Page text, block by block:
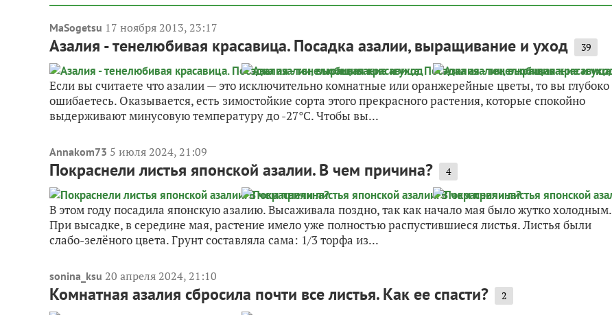
MaSogetsu 17 ноября 2013, 23:17
Азалия - тенелюбивая красавица. Посадка азалии, выращивание и уход 39
Если вы считаете что азалии — это исключительно комнатные или оранжерейные цветы, то вы глубоко
ошибаетесь. Оказывается, есть зимостойкие сорта этого прекрасного растения, которые спокойно
выдерживают минусовую температуру до -27°С. Чтобы вы...
Annakom73 5 июля 2024, 21:09
Покраснели листья японской азалии. В чем причина? 4
В этом году посадила японскую азалию. Высаживала поздно, так как начало мая было жутко холодным.
При высадке, в середине мая, растение имело уже полностью распустившиеся листья. Листья были
слабо-зелёного цвета. Грунт составляла сама: 1/3 торфа из...
sonina_ksu 20 апреля 2024, 21:10
Комнатная азалия сбросила почти все листья. Как ее спасти? 2